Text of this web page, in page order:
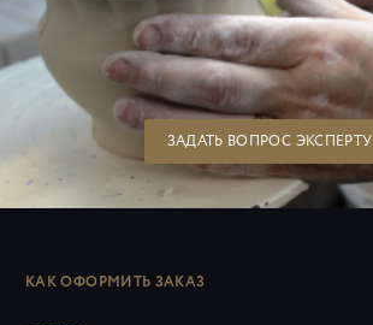
ЗАДАТЬ ВОПРОС ЭКСПЕРТУ
КАК ОФОРМИТЬ ЗАКАЗ